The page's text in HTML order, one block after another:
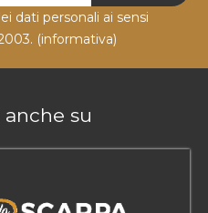
dati personali ai sensi
(informativa)
su